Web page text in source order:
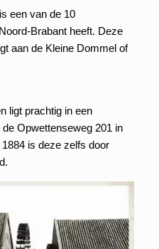
een van de 10
Brabant heeft. Deze
aan de Kleine Dommel of
ligt prachtig in een
Opwettenseweg 201 in
is deze zelfs door